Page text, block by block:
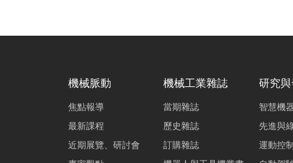
機械脈動
焦點報導
最新課程
近期展覽、研討會
機械工業雜誌
當期雜誌
歷史雜誌
訂購雜誌
研究
智慧機
先進與
運動控